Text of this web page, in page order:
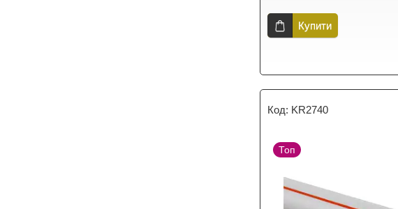
Купити
KR2740
Топ